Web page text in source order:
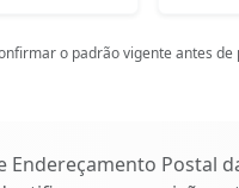
o padrão vigente antes de
Endereçamento Postal